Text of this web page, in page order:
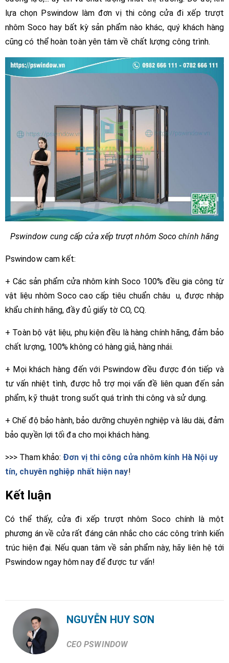
lựa chọn Pswindow làm đơn vị thi công cửa đi xếp trượt
nhôm Soco hay bất kỳ sản phẩm nào khác, quý khách hàng
cũng có thể hoàn toàn yên tâm về chất lượng công trình.
Pswindow cung cấp cửa xếp trượt nhôm Soco chính hãng
Pswindow cam kết:
+ Các sản phẩm cửa nhôm kính Soco 100% đều gia công từ
vật liệu nhôm Soco cao cấp tiêu chuẩn châu u, được nhập
khẩu chính hãng, đầy đủ giấy tờ CO, CQ.
+ Toàn bộ vật liệu, phụ kiện đều là hàng chính hãng, đảm bảo
chất lượng, 100% không có hàng giả, hàng nhái.
+ Mọi khách hàng đến với Pswindow đều được đón tiếp và
tư vấn nhiệt tình, được hỗ trợ mọi vấn đề liên quan đến sản
phẩm, kỹ thuật trong suốt quá trình thi công và sử dụng.
+ Chế độ bảo hành, bảo dưỡng chuyên nghiệp và lâu dài, đảm
bảo quyền lợi tối đa cho mọi khách hàng.
>>> Tham khảo: Đơn vị thi công cửa nhôm kính Hà Nội uy
tín, chuyên nghiệp nhất hiện nay!
Kết luận
Có thể thấy, cửa đi xếp trượt nhôm Soco chính là một
phương án về cửa rất đáng cân nhắc cho các công trình kiến
trúc hiện đại. Nếu quan tâm về sản phẩm này, hãy liên hệ tới
Pswindow ngay hôm nay để được tư vấn!
NGUYỄN HUY SƠN
CEO PSWINDOW